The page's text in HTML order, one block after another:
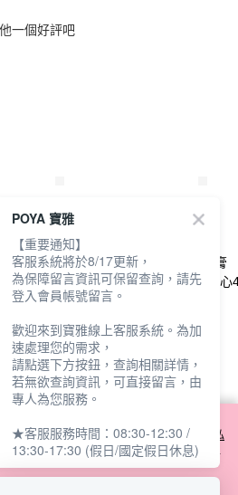
一個好評吧
依洛嘉紫草潤色唇膏
3.5g-滋潤
NT$249
施巴亮色護唇膏
SPF30-草莓甜心
全站排行
網站使用 cookie 方式之詳情，及若您不希
更電腦的 cookie 設定，請參閱本網站「
隱私
使用本網站即表示您同意本公司得按本網站使
。
POYA 寶雅
【重要通知】
客服系統將於8/17更新，
為保障留言資訊可保留查詢，請先
登入會員帳號留言。
歡迎來到寶雅線上客服系統。為加
速處理您的需求，
請點選下方按鈕，查詢相關詳情，
若無欲查詢資訊，可直接留言，由
專人為您服務。
★客服服務時間：08:30-12:30 /
13:30-17:30 (假日/國定假日休息)